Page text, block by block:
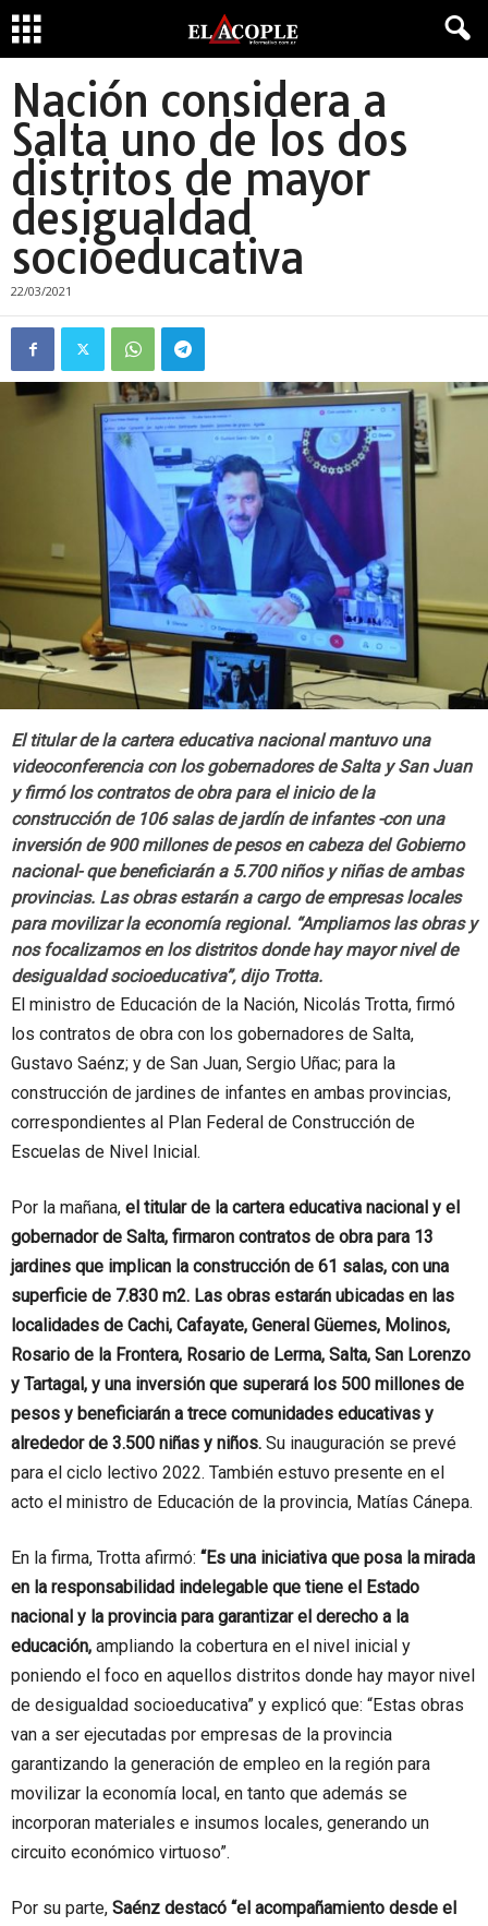
Nación considera a
Salta uno de los dos
distritos de mayor
desigualdad
socioeducativa
22/03/2021
El titular de la cartera educativa nacional mantuvo una
videoconferencia con los gobernadores de Salta y San Juan
y firmó los contratos de obra para el inicio de la
construcción de 106 salas de jardín de infantes -con una
inversión de 900 millones de pesos en cabeza del Gobierno
nacional- que beneficiarán a 5.700 niños y niñas de ambas
provincias. Las obras estarán a cargo de empresas locales
para movilizar la economía regional. “Ampliamos las obras y
nos focalizamos en los distritos donde hay mayor nivel de
desigualdad socioeducativa”, dijo Trotta.
El ministro de Educación de la Nación, Nicolás Trotta, firmó
los contratos de obra con los gobernadores de Salta,
Gustavo Saénz; y de San Juan, Sergio Uñac; para la
construcción de jardines de infantes en ambas provincias,
correspondientes al Plan Federal de Construcción de
Escuelas de Nivel Inicial.
Por la mañana, el titular de la cartera educativa nacional y el
gobernador de Salta, firmaron contratos de obra para 13
jardines que implican la construcción de 61 salas, con una
superficie de 7.830 m2. Las obras estarán ubicadas en las
localidades de Cachi, Cafayate, General Güemes, Molinos,
Rosario de la Frontera, Rosario de Lerma, Salta, San Lorenzo
y Tartagal, y una inversión que superará los 500 millones de
pesos y beneficiarán a trece comunidades educativas y
alrededor de 3.500 niñas y niños. Su inauguración se prevé
para el ciclo lectivo 2022. También estuvo presente en el
acto el ministro de Educación de la provincia, Matías Cánepa.
En la firma, Trotta afirmó: “Es una iniciativa que posa la mirada
en la responsabilidad indelegable que tiene el Estado
nacional y la provincia para garantizar el derecho a la
educación, ampliando la cobertura en el nivel inicial y
poniendo el foco en aquellos distritos donde hay mayor nivel
de desigualdad socioeducativa” y explicó que: “Estas obras
van a ser ejecutadas por empresas de la provincia
garantizando la generación de empleo en la región para
movilizar la economía local, en tanto que además se
incorporan materiales e insumos locales, generando un
circuito económico virtuoso”.
Por su parte, Saénz destacó “el acompañamiento desde el